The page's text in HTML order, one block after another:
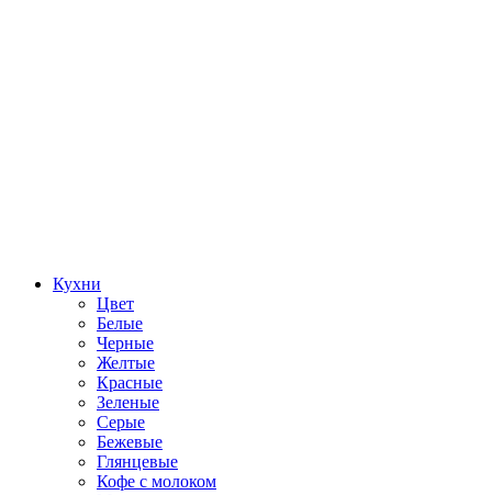
Кухни
Цвет
Белые
Черные
Желтые
Красные
Зеленые
Серые
Бежевые
Глянцевые
Кофе с молоком